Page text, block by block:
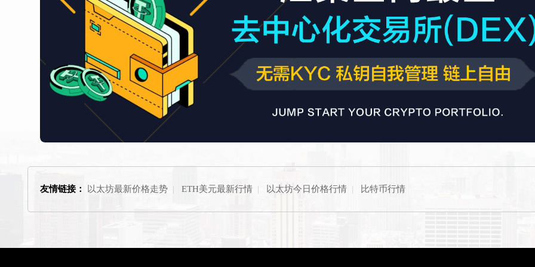
友情链接： 以太坊最新价格走势 |ETH美元最新行情 | 以太坊今日价格行情 | 比特币行情